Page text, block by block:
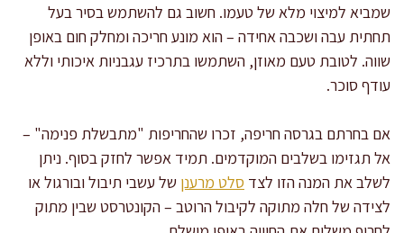
שמביא למיצוי מלא של טעמו. חשוב גם להשתמש בסיר בעל
תחתית עבה ושכבה אחידה – הוא מונע חריכה ומחלק חום באופן
שווה. לטובת טעם מאוזן, השתמשו בתרכיז עגבניות איכותי וללא
עודף סוכר.
אם בחרתם בגרסה חריפה, זכרו שהחריפות "מתבשלת פנימה" –
אל תגזימו בשלבים המוקדמים. תמיד אפשר לחזק בסוף. ניתן
לשלב את המנה הזו לצד סלט מרענן של עשבי תיבול ובורגול או
לצידה של חלה מתוקה לקיבול הרוטב – הקונטרסט שבין מתוק